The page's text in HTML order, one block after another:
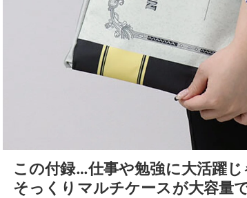
この付録…仕事や勉強に大活躍
そっくりマルチケースが大容量